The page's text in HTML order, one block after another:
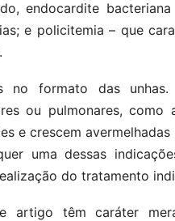
endocardite
e policitemia – que
no formato das unhas.
ou pulmonares, como
e crescem avermelhadas
uma dessas
do tratamento
artigo têm caráter